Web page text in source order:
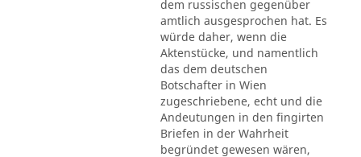
dem russischen gegenüber
amtlich ausgesprochen hat. Es
würde daher, wenn die
Aktenstücke, und namentlich
das dem deutschen
Botschafter in Wien
zugeschriebene, echt und die
Andeutungen in den fingirten
Briefen in der Wahrheit
begründet gewesen wären,